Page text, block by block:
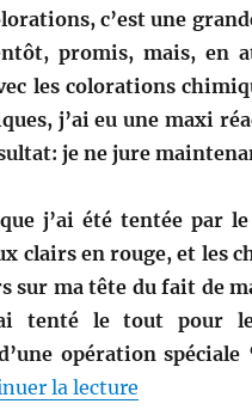
c’est une
promis, mais, en
les colorations
j’ai eu une maxi
je ne jure
j’ai été tentée par
clairs en rouge, et les
sur ma tête du fait de
tenté le tout pour
opération
la lecturede «